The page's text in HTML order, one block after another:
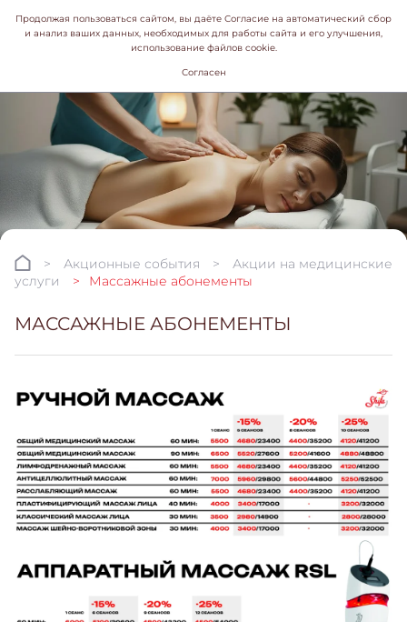
Акционные события
Акции на медицинские
услуги
Массажные абонементы
МАССАЖНЫЕ АБОНЕМЕНТЫ
Продолжая пользоваться сайтом, вы даёте Согласие на автоматический сбор
и анализ ваших данных, необходимых для работы сайта и его улучшения,
использование файлов cookie.
Согласен